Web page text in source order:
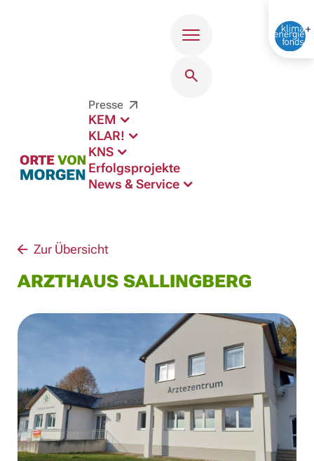
Presse
KEM
KLAR!
KNS
Erfolgsprojekte
News & Service
Zur Übersicht
ARZTHAUS SALLINGBERG